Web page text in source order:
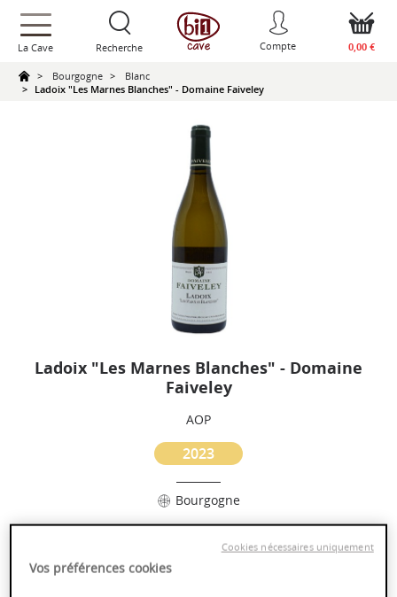
text.skipToContent
text.skipToNavigation
La Cave Recherche Compte 0,00 €
Bourgogne
Blanc
Ladoix "Les Marnes Blanches" - Domaine Faiveley
Ladoix "Les Marnes Blanches" - Domaine
Faiveley
AOP
2023
Bourgogne
Complexité
Vos préférences cookies
Cookies nécessaires uniquement